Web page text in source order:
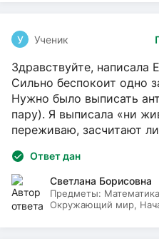
У Ученик
Здравствуйте, написала
Сильно беспокоит одно
Нужно было выписать
пару). Я выписала «ни
переживаю, засчитают
Ответ дан
Светлана Борисовна
Предметы:
Окружающий мир,